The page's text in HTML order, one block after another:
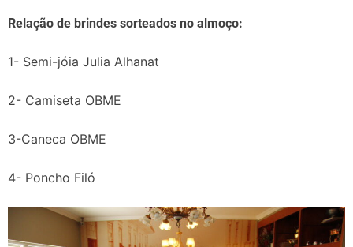
Relação de brindes sorteados no almoço:
1- Semi-jóia Julia Alhanat
2- Camiseta OBME
3-Caneca OBME
4- Poncho Filó